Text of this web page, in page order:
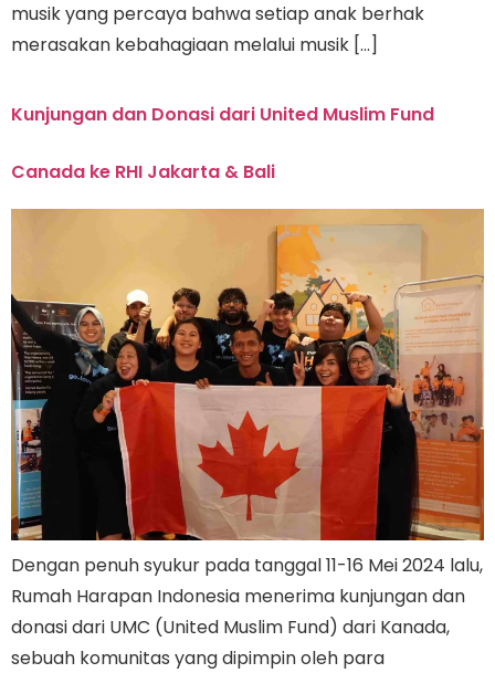
musik yang percaya bahwa setiap anak berhak
merasakan kebahagiaan melalui musik […]
Kunjungan dan Donasi dari United Muslim Fund
Canada ke RHI Jakarta & Bali
Dengan penuh syukur pada tanggal 11-16 Mei 2024 lalu,
Rumah Harapan Indonesia menerima kunjungan dan
donasi dari UMC (United Muslim Fund) dari Kanada,
sebuah komunitas yang dipimpin oleh para